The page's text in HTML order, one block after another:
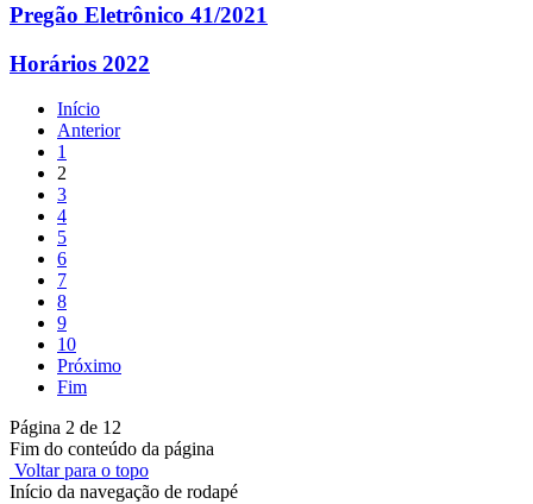
Pregão Eletrônico 41/2021
Horários 2022
Início
Anterior
1
2
3
4
5
6
7
8
9
10
Próximo
Fim
Página 2 de 12
Fim do conteúdo da página
Voltar para o topo
Início da navegação de rodapé